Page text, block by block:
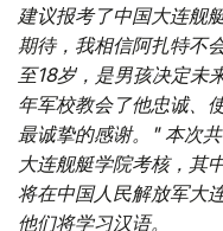
建议报考了中国大连舰
期待，我相信阿扎特不
至18岁，是男孩决定未
年军校教会了他忠诚、
最诚挚的感谢。" 本次
大连舰艇学院考核，其
将在中国人民解放军大
他们将学习汉语。